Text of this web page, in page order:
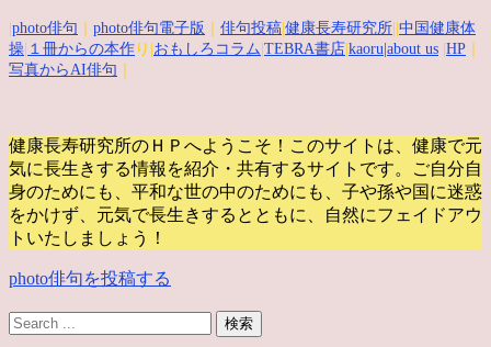
photo俳句 photo俳句電子版 俳句投稿 健康長寿研究所 中国健康体
操 １冊からの本作 り| おもしろコラム TEBRA書店 kaoru |about us HP
写真からAI俳句
健康長寿研究所のＨＰへようこそ！このサイトは、健康で元
気に長生きする情報を紹介・共有するサイトです。
ご自分自
身のためにも、平和な世の中のためにも、子や孫や国に迷惑
をかけず、元気で長生きするとともに、自然にフェイドアウ
トいたしましょう！
photo俳句を投稿する